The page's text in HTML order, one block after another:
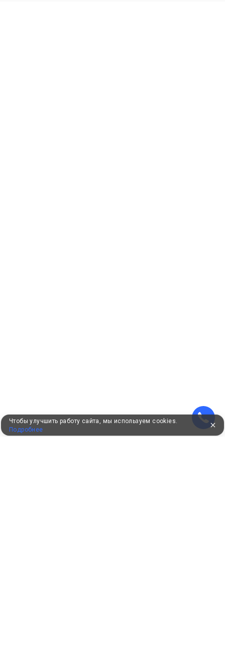
Чтобы улучшить работу сайта, мы используем cookies.
Подробнее